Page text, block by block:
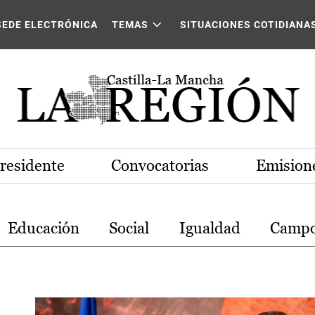
La Mancha
ELECTRÓNICA TEMAS SITUACIONES
Convocatorias
Educación Social Igualdad